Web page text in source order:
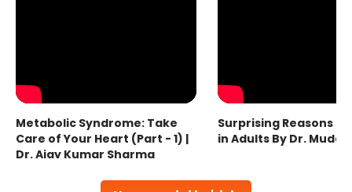
Metabolic Syndrome: Take
Care of Your Heart (Part - 1) |
Dr. Ajay Kumar Sharma
Surprising Reasons
in Adults By Dr.